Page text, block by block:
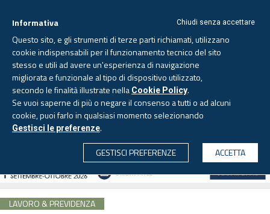
CERCA
Domenica, 9 agosto 2026
LAVORO & PREVIDENZA
Chiudi senza accettare
Informativa
Questo sito, e gli strumenti di terze parti richiamati, utilizzano
cookie indispensabili per il funzionamento tecnico del sito
stesso e utili ad avere un'esperienza di navigazione
migliorata e funzionale al tipo di dispositivo utilizzato,
secondo le finalità illustrate nella Cookie Policy.
Se vuoi saperne di più o negare il consenso a tutti o ad alcuni
cookie, puoi farlo in qualsiasi momento selezionando
Gestisci le preferenze.
GESTISCI PREFERENZE
ACCETTA